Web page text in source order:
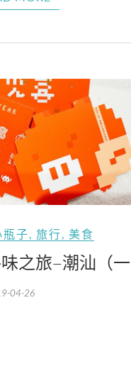
瓶子, 旅行, 美食
之旅–潮汕（
04-26